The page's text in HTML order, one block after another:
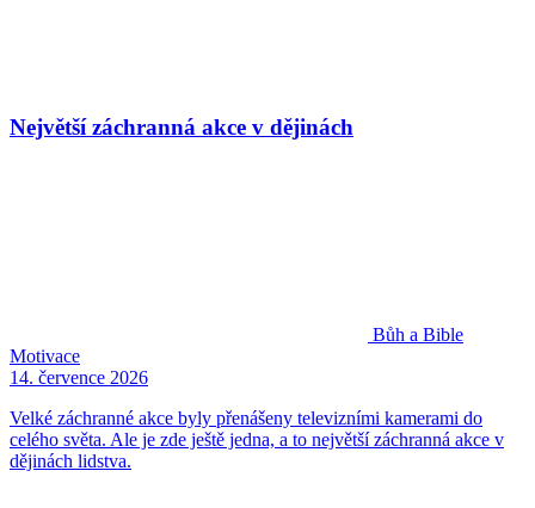
Největší záchranná akce v dějinách
Bůh a Bible
Motivace
14. července 2026
Velké záchranné akce byly přenášeny televizními kamerami do
celého světa. Ale je zde ještě jedna, a to největší záchranná akce v
dějinách lidstva.